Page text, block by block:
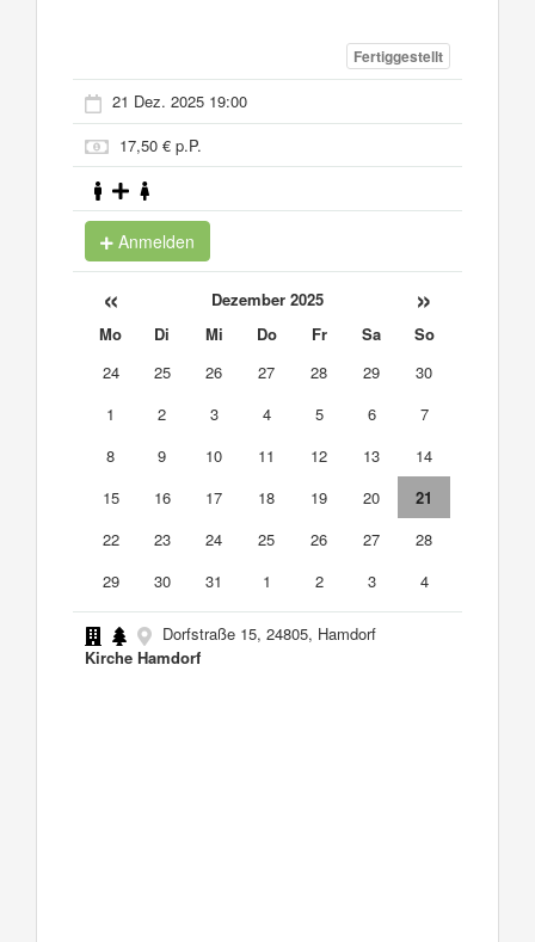
Fertiggestellt
21 Dez. 2025 19:00
17,50 € p.P.
Anmelden
« Dezember 2025 »
Mo Di Mi Do Fr Sa
So
24
25 26 27 28 29
30
1
2 3 4 5 6
7
8
9 10 11 12 13
14
15
16 17 18 19 20
21
22
23 24 25 26 27
28
29
30 31 1 2 3 4
Dorfstraße 15, 24805, Hamdorf
Kirche Hamdorf